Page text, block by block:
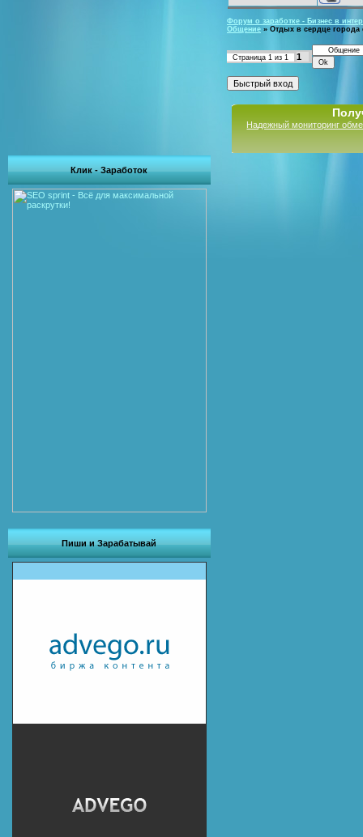
Клик - Заработок
Пиши и Зарабатывай
Форум о заработке - Бизнес в
Общение » Отдых в сердце города
Страница 1 из 1 1
Надежный мониторинг